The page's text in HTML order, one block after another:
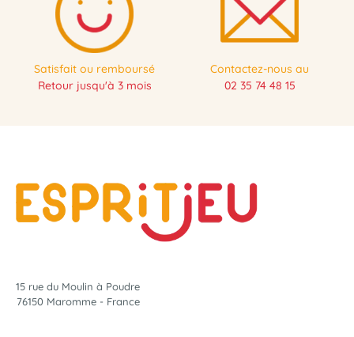
Satisfait ou remboursé
Retour jusqu'à 3 mois
Contactez-nous au
02 35 74 48 15
15 rue du Moulin à Poudre
76150 Maromme - France